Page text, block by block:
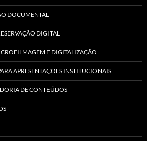
DOCUMENTAL
DIGITAL
E DIGITALIZAÇÃO
APRESENTAÇÕES INSTITUCIONAIS
DE CONTEÚDOS